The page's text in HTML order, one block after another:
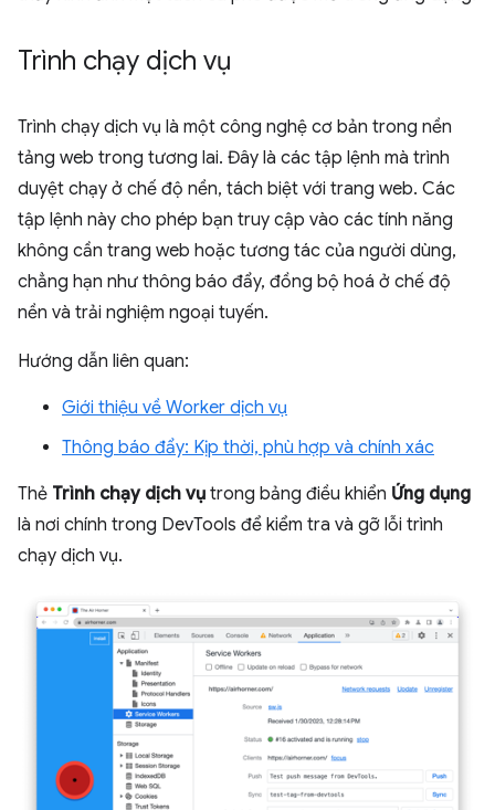
Trình chạy dịch vụ
Trình chạy dịch vụ là một công nghệ cơ bản trong nền
tảng web trong tương lai. Đây là các tập lệnh mà trình
duyệt chạy ở chế độ nền, tách biệt với trang web. Các
tập lệnh này cho phép bạn truy cập vào các tính năng
không cần trang web hoặc tương tác của người dùng,
chẳng hạn như thông báo đẩy, đồng bộ hoá ở chế độ
nền và trải nghiệm ngoại tuyến.
Hướng dẫn liên quan:
Giới thiệu về Worker dịch vụ
Thông báo đẩy: Kịp thời, phù hợp và chính xác
Thẻ Trình chạy dịch vụ trong bảng điều khiển Ứng dụng
là nơi chính trong DevTools để kiểm tra và gỡ lỗi trình
chạy dịch vụ.